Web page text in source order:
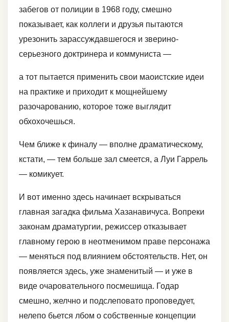
забегов от полиции в 1968 году, смешно
показывает, как коллеги и друзья пытаются
урезонить зарассуждавшегося и зверино-
серьезного доктринера и коммуниста —
а тот пытается применить свои маоистские идеи
на практике и приходит к мощнейшему
разочарованию, которое тоже выглядит
обхохочешься.
Чем ближе к финалу — вполне драматическому,
кстати, — тем больше зал смеется, а Луи Гаррель
— комикует.
И вот именно здесь начинает вскрываться
главная загадка фильма Хазанавичуса. Вопреки
законам драматургии, режиссер отказывает
главному герою в неотменимом праве персонажа
— меняться под влиянием обстоятельств. Нет, он
появляется здесь, уже знаменитый — и уже в
виде очаровательного посмешища. Годар
смешно, желчно и подслеповато проповедует,
нелепо бьется лбом о собственные концепции